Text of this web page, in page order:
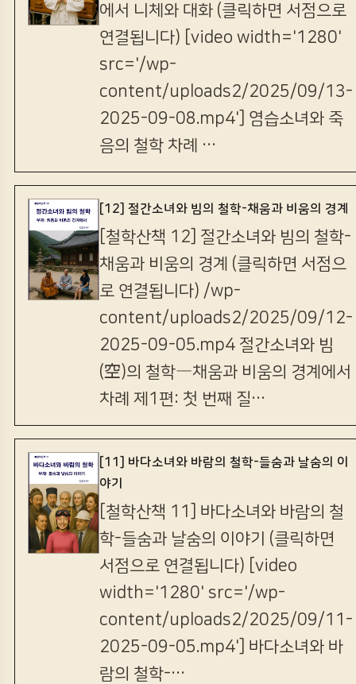
에서 니체와 대화 (클릭하면 서점으로
연결됩니다) [video width='1280'
src='/wp-
content/uploads2/2025/09/13-
2025-09-08.mp4'] 염습소녀와 죽
음의 철학 차례 …
[12] 절간소녀와 빔의 철학-채움과 비움의 경계
[철학산책 12] 절간소녀와 빔의 철학-
채움과 비움의 경계 (클릭하면 서점으
로 연결됩니다) /wp-
content/uploads2/2025/09/12-
2025-09-05.mp4 절간소녀와 빔
(空)의 철학―채움과 비움의 경계에서
차례 제1편: 첫 번째 질…
[11] 바다소녀와 바람의 철학-들숨과 날숨의 이
야기
[철학산책 11] 바다소녀와 바람의 철
학-들숨과 날숨의 이야기 (클릭하면
서점으로 연결됩니다) [video
width='1280' src='/wp-
content/uploads2/2025/09/11-
2025-09-05.mp4'] 바다소녀와 바
람의 철학-…